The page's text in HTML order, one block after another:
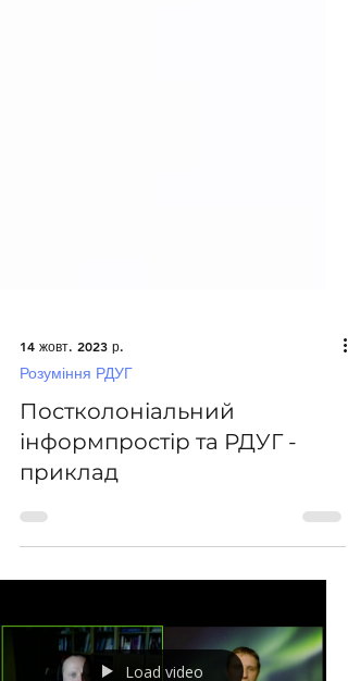
Розуміння РДУГ
Постколоніальний
інформпростір та РДУГ -
приклад